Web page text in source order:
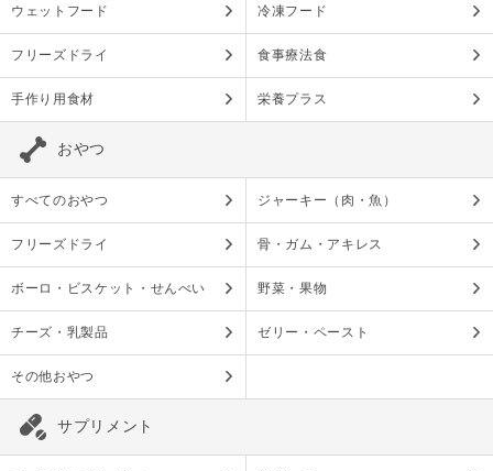
ウェットフード 冷凍フード
フリーズドライ 食事療法食
手作り用食材 栄養プラス
おやつ
すべてのおやつ ジャーキー（肉・魚）
フリーズドライ 骨・ガム・アキレス
ボーロ・ビスケット・せんべい 野菜・果物
チーズ・乳製品 ゼリー・ペースト
その他おやつ
サプリメント